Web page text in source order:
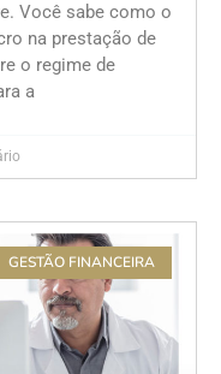
Você sabe como o
na prestação de
o regime de
a
GESTÃO FINANCEIRA